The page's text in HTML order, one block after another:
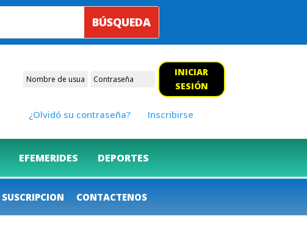
INICIAR
SESIÓN
¿Olvidó su contraseña? Inscribirse
EFEMERIDES DEPORTES
SUSCRIPCION CONTACTENOS